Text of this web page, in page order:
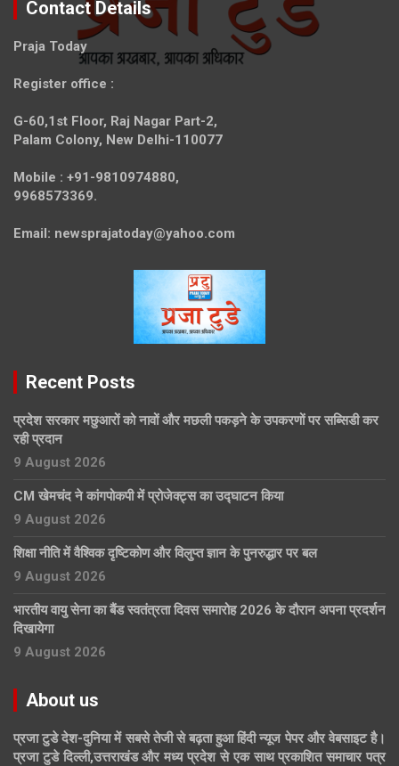
Contact Details
Praja Today
Register office :
G-60,1st Floor, Raj Nagar Part-2,
Palam Colony, New Delhi-110077
Mobile : +91-9810974880,
9968573369.
Email: newsprajatoday@yahoo.com
Recent Posts
प्रदेश सरकार मछुआरों को नावों और मछली पकड़ने के उपकरणों पर सब्सिडी कर
रही प्रदान
9 August 2026
CM खेमचंद ने कांगपोकपी में प्रोजेक्ट्स का उद्घाटन किया
9 August 2026
शिक्षा नीति में वैश्विक दृष्टिकोण और विलुप्त ज्ञान के पुनरुद्धार पर बल
9 August 2026
भारतीय वायु सेना का बैंड स्वतंत्रता दिवस समारोह 2026 के दौरान अपना प्रदर्शन
दिखायेगा
9 August 2026
About us
प्रजा टुडे देश-दुनिया में सबसे तेजी से बढ़ता हुआ हिंदी न्यूज पेपर और वेबसाइट है।
प्रजा टुडे दिल्ली,उत्तराखंड और मध्य प्रदेश से एक साथ प्रकाशित समाचार पत्र